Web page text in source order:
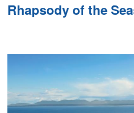
Anasayfa
Blog
Rhapsody of the